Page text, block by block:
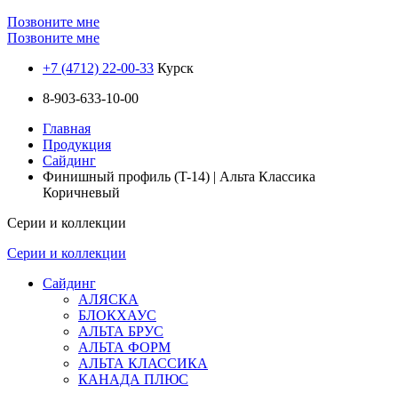
Позвоните мне
Позвоните мне
+7 (4712) 22-00-33 Курск
8-903-633-10-00
Главная
Продукция
Сайдинг
Финишный профиль (T-14) | Альта Классика
Коричневый
Серии и коллекции
Серии и коллекции
Сайдинг
АЛЯСКА
БЛОКХАУС
АЛЬТА БРУС
АЛЬТА ФОРМ
АЛЬТА КЛАССИКА
КАНАДА ПЛЮС